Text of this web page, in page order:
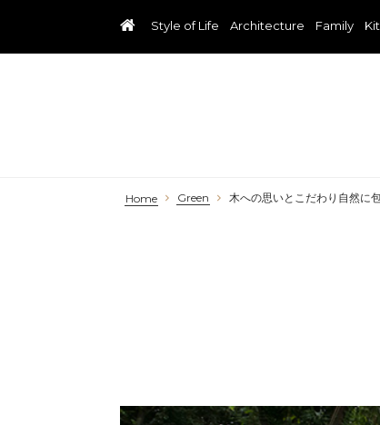
Style of Life Architecture Family
Home Green 木への思いとこだわり自然に